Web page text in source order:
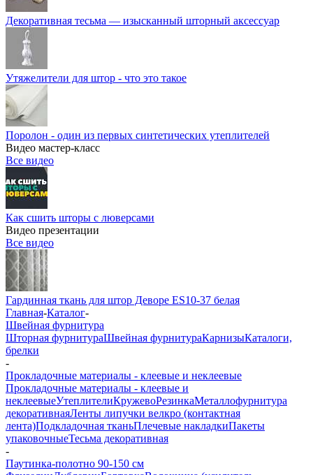
Декоративная тесьма — изысканный шторный аксессуар
Утяжелители для штор - что это такое
Поролон - один из первых синтетических утеплителей
Видео мастер-класс
Все видео
Как сшить шторы с люверсами
Видео презентации
Все видео
Гардинная ткань для штор Деворе ES10-37 белая
Главная-Каталог-
Швейная фурнитура
Шторная фурнитураШвейная фурнитураКарнизыКаталоги,
брелки
-
Прокладочные материалы - клеевые и неклеевые
Прокладочные материалы - клеевые и
неклеевыеУтеплителиКружевоРезинкаМеталлофурнитура
декоративнаяЛенты липучки велкро (контактная
лента)Подкладочная тканьПлечевые накладкиПакеты
упаковочныеТесьма декоративная
-
Паутинка-полотно 90-150 см